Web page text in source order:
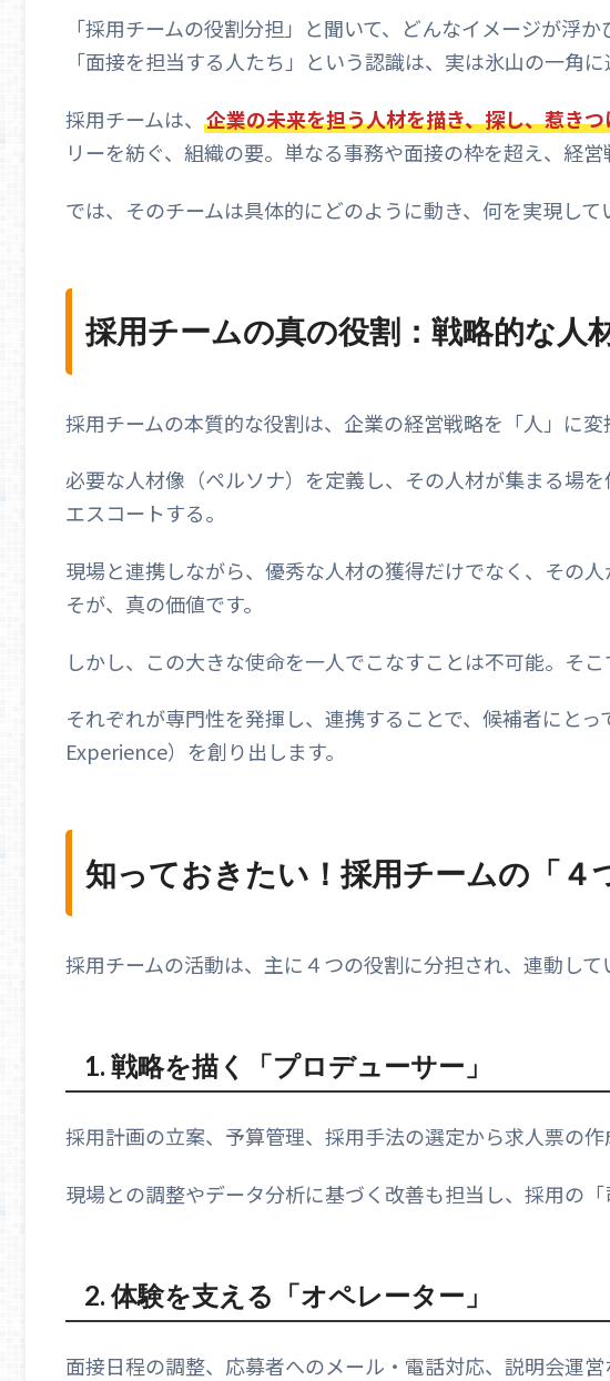
「採用チームの役割分担」と聞いて、どんなイメージが浮か
「面接を担当する人たち」という認識は、実は氷山の一角に
採用チームは、 企業の未来を担う人材を描き、探し、惹き
リーを紡ぐ、組織の要。単なる事務や面接の枠を超え、経
では、そのチームは具体的にどのように動き、何を実現して
採用チームの真の役割：戦略的な人
採用チームの本質的な役割は、企業の経営戦略を「人」に変
必要な人材像（ペルソナ）を定義し、その人材が集まる場
エスコートする。
現場と連携しながら、優秀な人材の獲得だけでなく、その
そが、真の価値です。
しかし、この大きな使命を一人でこなすことは不可能。そこ
それぞれが専門性を発揮し、連携することで、候補者にと
Experience）を創り出します。
知っておきたい！採用チームの「４
採用チームの活動は、主に４つの役割に分担され、連動して
1. 戦略を描く「プロデューサー」
採用計画の立案、予算管理、採用手法の選定から求人票の
現場との調整やデータ分析に基づく改善も担当し、採用の「
2.体験を支える「オペレーター」
面接日程の調整、応募者へのメール・電話対応、説明会運営